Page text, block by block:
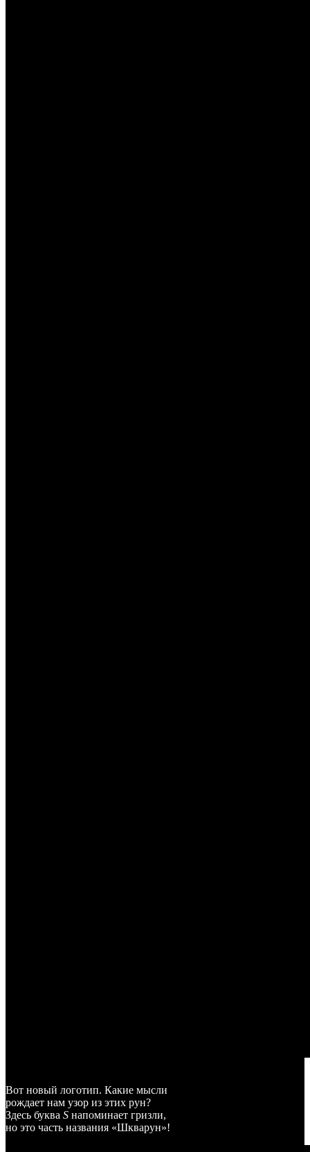
Вот новый логотип. Какие мысли
рождает нам узор из этих рун?
Здесь буква S напоминает гризли,
но это часть названия «Шкварун»!